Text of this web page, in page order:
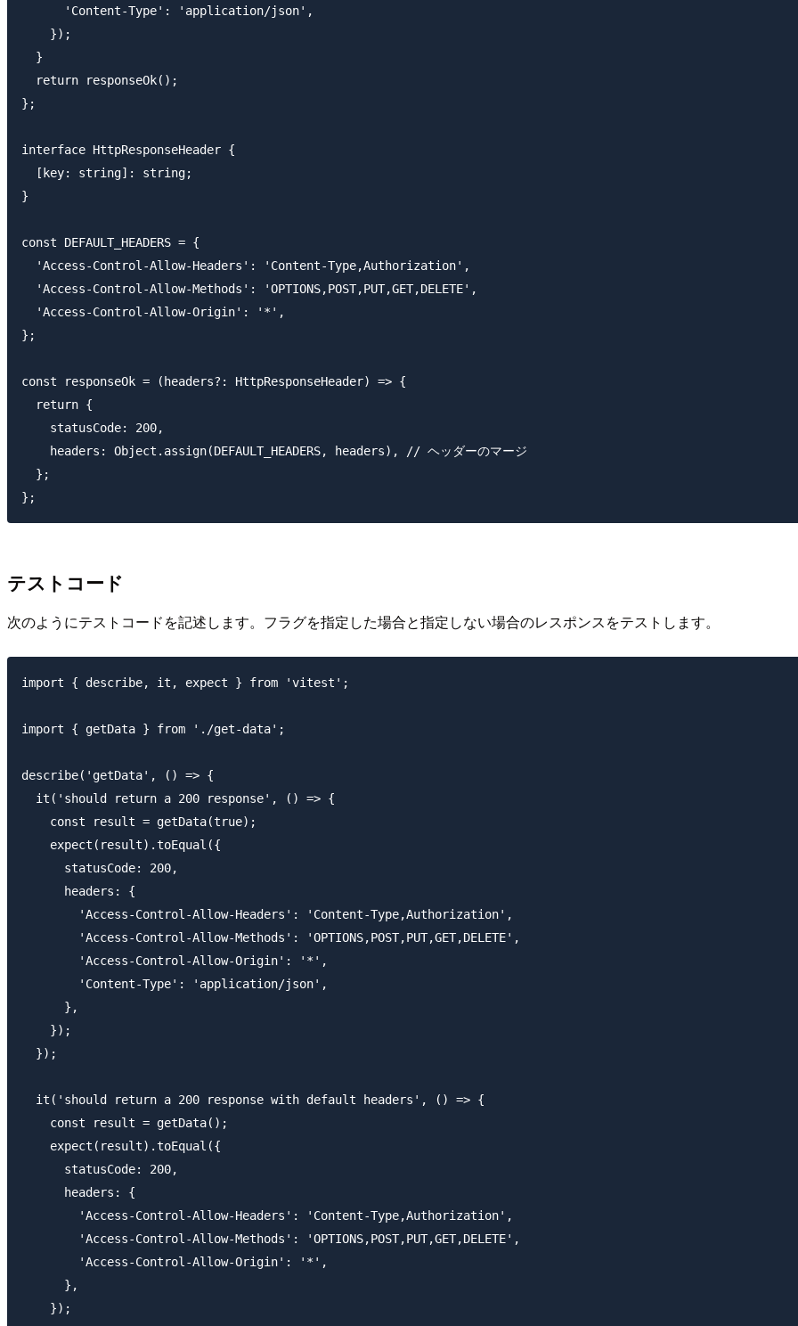
      'Content-Type': 'application/json',
    });
  }
  return responseOk();
};
interface HttpResponseHeader {
  [key: string]: string;
}
const DEFAULT_HEADERS = {
  'Access-Control-Allow-Headers': 'Content-Type,Authorization',
  'Access-Control-Allow-Methods': 'OPTIONS,POST,PUT,GET,DELETE',
  'Access-Control-Allow-Origin': '*',
};
const responseOk = (headers?: HttpResponseHeader) => {
  return {
    statusCode: 200,
    headers: Object.assign(DEFAULT_HEADERS, headers), // ヘッダーのマージ
  };
テストコード
次のようにテストコードを記述します。フラグを指定した場合と指定しない場合のレスポンスをテストします。
import { describe, it, expect } from 'vitest';
import { getData } from './get-data';
describe('getData', () => {
  it('should return a 200 response', () => {
    const result = getData(true);
    expect(result).toEqual({
      statusCode: 200,
      headers: {
        'Access-Control-Allow-Headers': 'Content-Type,Authorization',
        'Access-Control-Allow-Methods': 'OPTIONS,POST,PUT,GET,DELETE',
        'Access-Control-Allow-Origin': '*',
        'Content-Type': 'application/json',
      },
    });
  });
  it('should return a 200 response with default headers', () => {
    const result = getData();
    expect(result).toEqual({
      statusCode: 200,
      headers: {
        'Access-Control-Allow-Headers': 'Content-Type,Authorization',
        'Access-Control-Allow-Methods': 'OPTIONS,POST,PUT,GET,DELETE',
        'Access-Control-Allow-Origin': '*',
      },
    });